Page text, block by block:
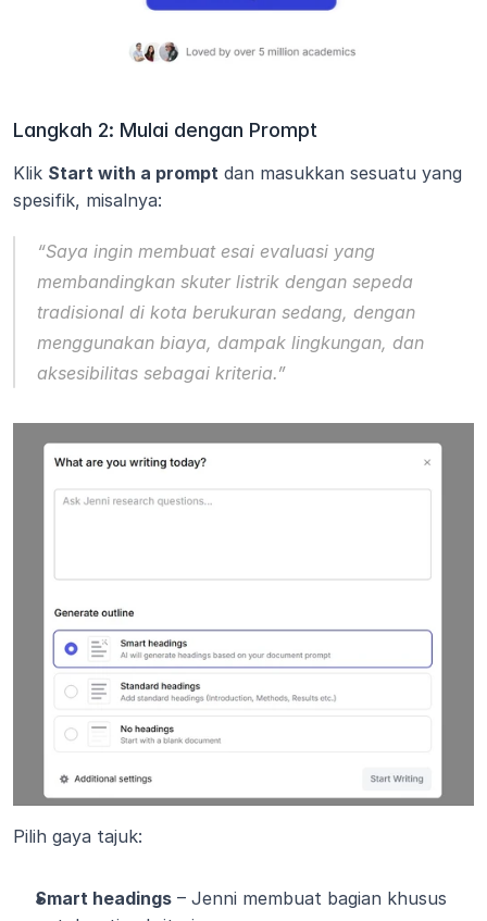
Langkah 2: Mulai dengan Prompt
Klik Start with a prompt dan masukkan sesuatu yang
spesifik, misalnya:
“Saya ingin membuat esai evaluasi yang
membandingkan skuter listrik dengan sepeda
tradisional di kota berukuran sedang, dengan
menggunakan biaya, dampak lingkungan, dan
aksesibilitas sebagai kriteria.”
Pilih gaya tajuk:
Smart headings – Jenni membuat bagian khusus